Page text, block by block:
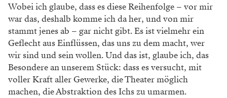
Wobei ich glaube, dass es diese Reihenfolge – vor mir
war das, deshalb komme ich da her, und von mir
stammt jenes ab – gar nicht gibt. Es ist vielmehr ein
Geflecht aus Einflüssen, das uns zu dem macht, wer
wir sind und sein wollen. Und das ist, glaube ich, das
Besondere an unserem Stück: dass es versucht, mit
voller Kraft aller Gewerke, die Theater möglich
machen, die Abstraktion des Ichs zu umarmen.